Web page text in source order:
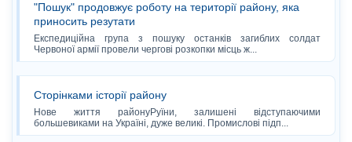
"Пошук" продовжує роботу на території району, яка
приносить резутати
Експедиційна група з пошуку останків загиблих солдат
Червоної армії провели чергові розкопки місць ж...
Сторінками історії району
Нове життя районуРуїни, залишені відступаючими
большевиками на Україні, дуже великі. Промислові підп...